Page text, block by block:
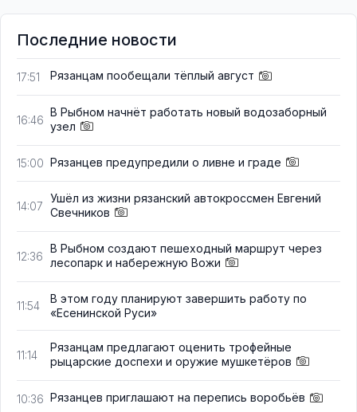
Последние новости
17:51 Рязанцам пообещали тёплый август
16:46
В Рыбном начнёт работать новый водозаборный
узел
15:00 Рязанцев предупредили о ливне и граде
14:07
Ушёл из жизни рязанский автокроссмен Евгений
Свечников
12:36
В Рыбном создают пешеходный маршрут через
лесопарк и набережную Вожи
11:54
В этом году планируют завершить работу по
«Есенинской Руси»
11:14
Рязанцам предлагают оценить трофейные
рыцарские доспехи и оружие мушкетёров
10:36 Рязанцев приглашают на перепись воробьёв